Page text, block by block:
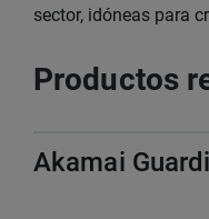
sector, idóneas para
Productos
Akamai